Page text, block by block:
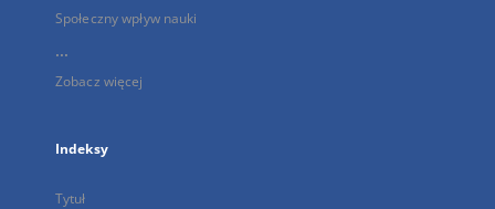
Społeczny wpływ nauki
...
Zobacz więcej
Indeksy
Tytuł